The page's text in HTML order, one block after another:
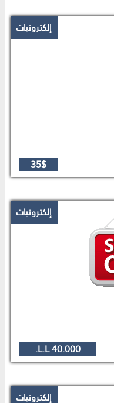
إلكترونيات
35$
إلكترونيات
40.000 L.L.
إلكترونيات